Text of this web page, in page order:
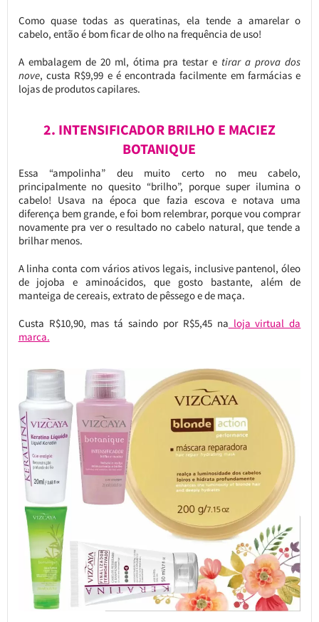
Como quase todas as queratinas, ela tende a amarelar o
cabelo, então é bom ficar de olho na frequência de uso!
A embalagem de 20 ml, ótima pra testar e tirar a prova dos
nove, custa R$9,99 e é encontrada facilmente em farmácias e
lojas de produtos capilares.
2. INTENSIFICADOR BRILHO E MACIEZ
BOTANIQUE
Essa “ampolinha” deu muito certo no meu cabelo,
principalmente no quesito “brilho”, porque super ilumina o
cabelo! Usava na época que fazia escova e notava uma
diferença bem grande, e foi bom relembrar, porque vou comprar
novamente pra ver o resultado no cabelo natural, que tende a
brilhar menos.
A linha conta com vários ativos legais, inclusive pantenol, óleo
de jojoba e aminoácidos, que gosto bastante, além de
manteiga de cereais, extrato de pêssego e de maça.
Custa R$10,90, mas tá saindo por R$5,45 na loja virtual da
marca.